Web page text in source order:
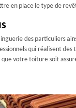
en place le type de
des particuliers
qui réalisent
votre toiture soit